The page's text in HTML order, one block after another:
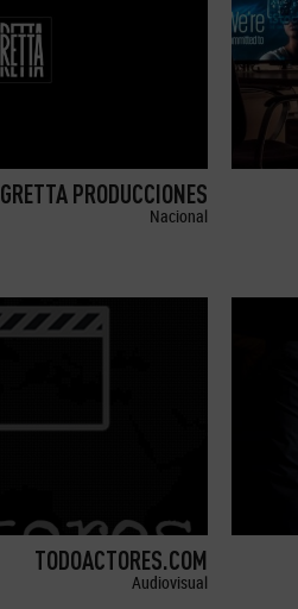
GRETTA PRODUCCIONES
Nacional
TODOACTORES.COM
Audiovisual